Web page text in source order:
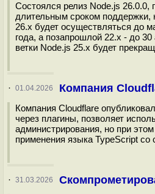
Состоялся релиз Node.js
длительным сроком поддержки,
26.x будет осуществляться до
года, а позапрошлой 22.x - до
ветки Node.js 25.x будет
· 01.04.2026 Компания
Компания Cloudflare
через плагины, позволяет
администрирования, но при
применения языка TypeScript со
· 31.03.2026